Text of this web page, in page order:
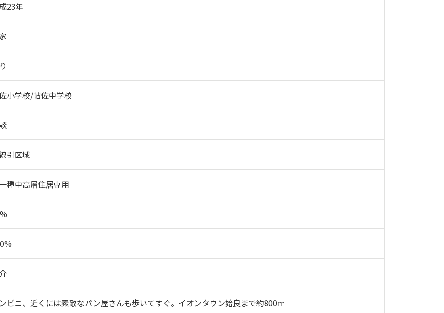
23年
小学校/帖佐中学校
引区域
種中高層住居専用
ビニ、近くには素敵なパン屋さんも歩いてすぐ。イオンタウン姶良まで約800ｍ